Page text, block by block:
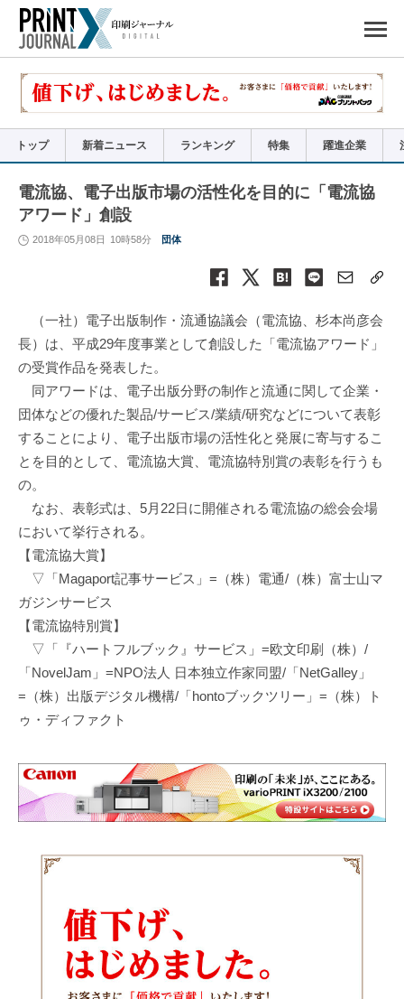
で
リ
トップ 新着ニュース ランキング 特集 躍進企業
電流協、電子出版市場の活性化を目的に「電流協
アワード」創設
2018年05月08日 10時58分 団体
（一社）電子出版制作・流通協議会（電流協、杉本尚彦会
長）は、平成29年度事業として創設した「電流協アワード」
の受賞作品を発表した。
同アワードは、電子出版分野の制作と流通に関して企業・
団体などの優れた製品/サービス/業績/研究などについて表彰
することにより、電子出版市場の活性化と発展に寄与するこ
とを目的として、電流協大賞、電流協特別賞の表彰を行うも
の。
なお、表彰式は、5月22日に開催される電流協の総会会場
において挙行される。
【電流協大賞】
▽「Magaport記事サービス」=（株）電通/（株）富士山マ
ガジンサービス
【電流協特別賞】
▽「『ハートフルブック』サービス」=欧文印刷（株）/
「NovelJam」=NPO法人 日本独立作家同盟/「NetGalley」
=（株）出版デジタル機構/「hontoブックツリー」=（株）ト
ゥ・ディファクト